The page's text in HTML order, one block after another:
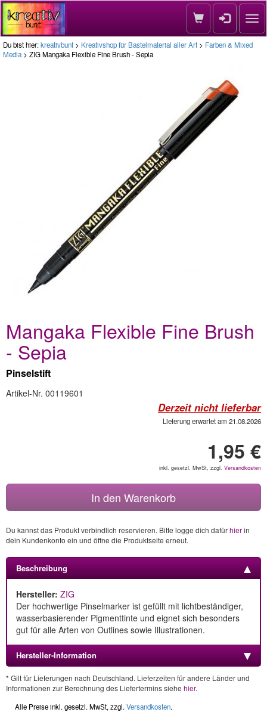
Du bist hier:kreativbunt > Kreativshop für Bastelmaterial aller Art > Farben & Mixed
Media > ZIG Mangaka Flexible Fine Brush - Sepia
Mangaka Flexible Fine Brush
- Sepia
Pinselstift
Artikel-Nr. 00119601
Derzeit nicht lieferbar
Lieferung erwartet am 21.08.2026
1,95 €
inkl. gesetzl. MwSt, zzgl. Versandkosten
In den Warenkorb
Du kannst das Produkt verbindlich reservieren. Bitte logge dich dafürhierin
dein Kundenkonto ein und öffne die Produktseite erneut.
Beschreibung
Hersteller: ZIG
Der hochwertige Pinselmarker ist gefüllt mit lichtbeständiger,
wasserbasierender Pigmenttinte und eignet sich besonders
gut für alle Arten von Outlines sowie Illustrationen.
Hersteller-Information
* Gilt für Lieferungen nach Deutschland. Lieferzeiten für andere Länder und
Informationen zur Berechnung des Liefertermins siehe hier.
Alle Preise inkl. gesetzl. MwSt, zzgl. Versandkosten.